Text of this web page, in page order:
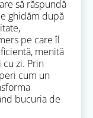
să răspundă
ghidăm după
pe care îl
menită
cu zi. Prin
cum un
bucuria de